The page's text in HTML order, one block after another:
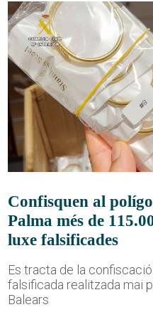
Confisquen al
Palma més de
luxe falsificades
Es tracta de la
falsificada realitzada mai
Balears